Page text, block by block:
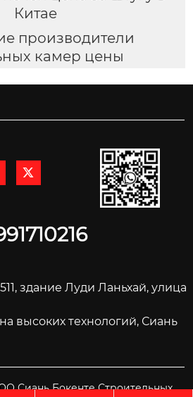
Китае
производители
камер цены

здание Луди Ланьхай, улица
высоких технологий, Сиань
Сиань Бокенте Строительных